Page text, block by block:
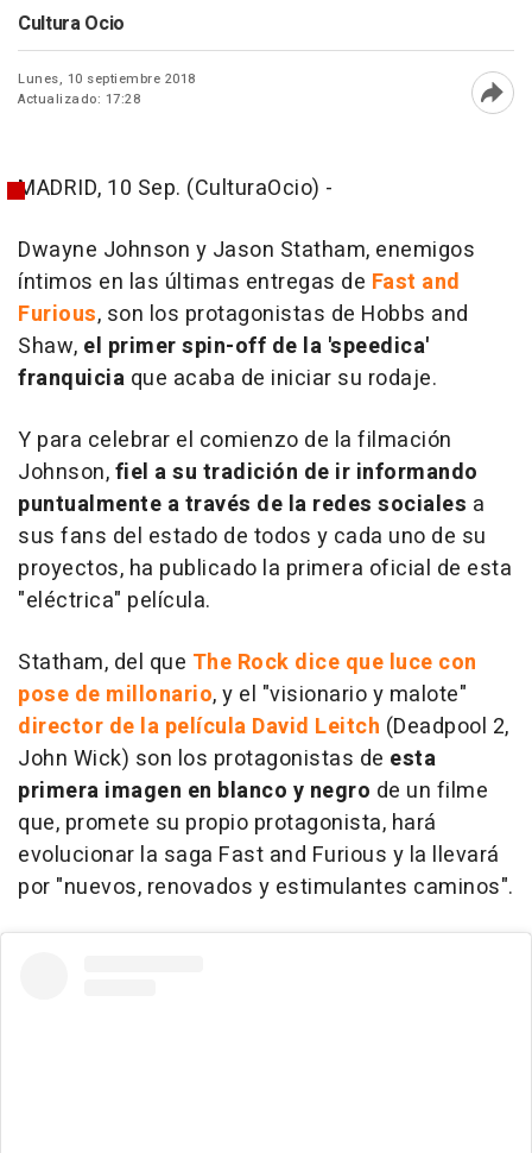
Cultura Ocio
Lunes, 10 septiembre 2018
Actualizado: 17:28
MADRID, 10 Sep. (CulturaOcio) -
Dwayne Johnson y Jason Statham, enemigos
íntimos en las últimas entregas de Fast and
Furious, son los protagonistas de Hobbs and
Shaw, el primer spin-off de la 'speedica'
franquicia que acaba de iniciar su rodaje.
Y para celebrar el comienzo de la filmación
Johnson,fiel a su tradición de ir informando
puntualmente a través de la redes sociales a
sus fans del estado de todos y cada uno de su
proyectos, ha publicado la primera oficial de esta
"eléctrica" película.
Statham, del que The Rock dice que luce con
pose de millonario, y el "visionario y malote"
director de la película David Leitch (Deadpool 2,
John Wick) son los protagonistas de esta
primera imagen en blanco y negro de un filme
que, promete su propio protagonista, hará
evolucionar la saga Fast and Furious y la llevará
por "nuevos, renovados y estimulantes caminos".